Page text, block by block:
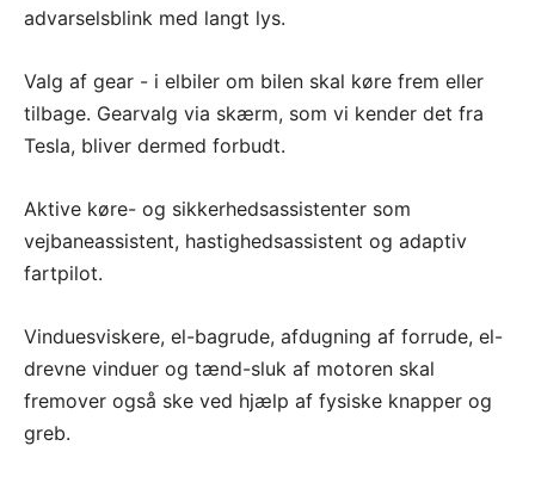
advarselsblink med langt lys.
Valg af gear - i elbiler om bilen skal køre frem eller
tilbage. Gearvalg via skærm, som vi kender det fra
Tesla, bliver dermed forbudt.
Aktive køre- og sikkerhedsassistenter som
vejbaneassistent, hastighedsassistent og adaptiv
fartpilot.
Vinduesviskere, el-bagrude, afdugning af forrude, el-
drevne vinduer og tænd-sluk af motoren skal
fremover også ske ved hjælp af fysiske knapper og
greb.